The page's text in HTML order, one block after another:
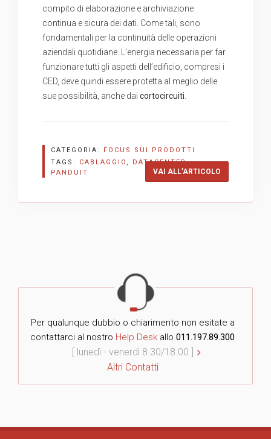
compito di elaborazione e archiviazione
continua e sicura dei dati. Come tali, sono
fondamentali per la continuità delle operazioni
aziendali quotidiane. L’energia necessaria per far
funzionare tutti gli aspetti dell’edificio, compresi i
CED, deve quindi essere protetta al meglio delle
sue possibilità, anche dai cortocircuiti
VAI ALL’ARTICOLO
CATEGORIA:
FOCUS SUI PRODOTTI
TAGS: CABLAGGIO , DATACENTER,
PANDUIT
Per qualunque dubbio o chiarimento non esitate a
contattarci al nostro Help Desk allo 011.197.89.300
[ lunedì - venerdì 8.30/18.00 ]
Altri Contatti